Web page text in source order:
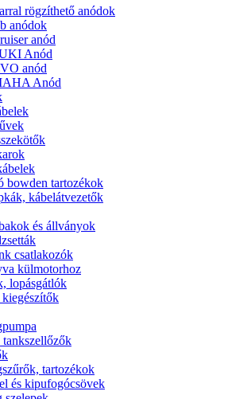
rögzíthető anódok
anódok
anód
Anód
anód
Anód
bowden tartozékok
kábelátvezetők
és állványok
csatlakozók
külmotorhoz
lopásgátlók
tankszellőzők
tartozékok
és kipufogócsövek